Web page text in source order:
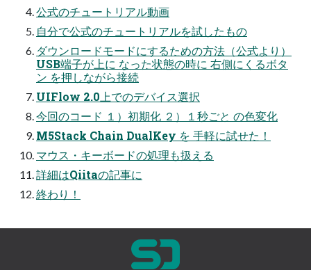
公式のチュートリアル動画
自分で公式のチュートリアルを試したもの
ダウンロードモードにするための方法（公式より）
USB端子が上に なった状態の時に 右側にくるボタ
ン を押しながら接続
UIFlow 2.0上でのデバイス選択
今回のコード １）初期化 ２）１秒ごと の色変化
M5Stack Chain DualKey を 手軽に試せた！
マウス・キーボードの処理も扱える
詳細はQiitaの記事に
終わり！